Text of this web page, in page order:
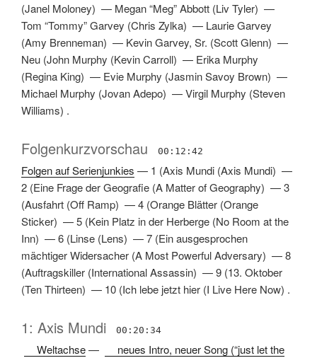
(Janel Moloney) — Megan “Meg” Abbott (Liv Tyler) —
Tom “Tommy” Garvey (Chris Zylka) — Laurie Garvey
(Amy Brenneman) — Kevin Garvey, Sr. (Scott Glenn) —
Neu (John Murphy (Kevin Carroll) — Erika Murphy
(Regina King) — Evie Murphy (Jasmin Savoy Brown) —
Michael Murphy (Jovan Adepo) —Virgil Murphy (Steven
Williams) .
Folgenkurzvorschau 00:12:42
Folgen auf Serienjunkies — 1 (Axis Mundi (Axis Mundi) —
2 (Eine Frage der Geografie (A Matter of Geography) —3
(Ausfahrt (Off Ramp) —4 (Orange Blätter (Orange
Sticker) —5 (Kein Platz in der Herberge (No Room at the
Inn) —6 (Linse (Lens) —7 (Ein ausgesprochen
mächtiger Widersacher (A Most Powerful Adversary) —8
(Auftragskiller (International Assassin) —9 (13. Oktober
(Ten Thirteen) — 10 (Ich lebe jetzt hier (I Live Here Now) .
1: Axis Mundi 00:20:34
Weltachse—
neues Intro, neuer Song (“just let the